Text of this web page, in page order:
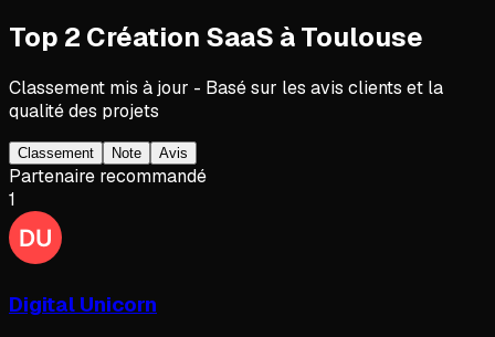
Top 2 Création SaaS àToulouse
Classement mis à jour - Basé sur les avis clients et la
qualité des projets
Classement Note Avis
Partenaire recommandé
1
Digital Unicorn